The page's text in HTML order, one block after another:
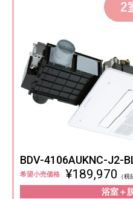
BDV-4106AUKNC-J2-
希望小売価格 ¥189,970 （
浴室＋